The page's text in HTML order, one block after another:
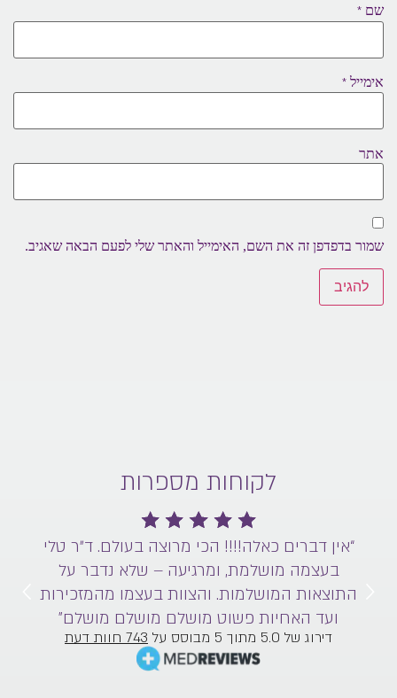
שם *
אימייל *
אתר
שמור בדפדפן זה את השם, האימייל והאתר שלי לפעם הבאה שאגיב.
לקוחות מספרות
“אין דברים כאלה!!!! הכי מרוצה בעולם. ד״ר טלי
בעצמה מושלמת, ומרגיעה – שלא נדבר על
התוצאות המושלמות. והצוות בעצמו מהמזכירות
ועד האחיות פשוט מושלם מושלם מושלם”
דירוג של 5.0 מתוך 5 מבוסס על 743 חוות דעת